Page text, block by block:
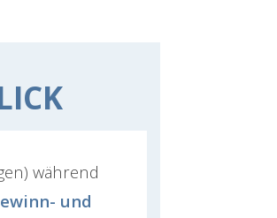
während
und